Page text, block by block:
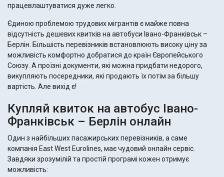
працевлаштуватися дуже легко.
Єдиною проблемою трудових мігрантів є майже повна
відсутність дешевих квитків на автобуси Івано-Франківськ –
Берлін. Більшість перевізників встановлюють високу ціну за
можливість комфортно добратися до країн Європейського
Союзу. А проїзні документи, які можна придбати недорого,
викупляють посередники, які продають їх потім за більшу
вартість. Але вихід є!
Купляй квиток на автобус Івано-
Франківськ – Берлін онлайн
Один з найбільших пасажирських перевізників, а саме
компанія East West Eurolines, має чудовий онлайн сервіс.
Завдяки зрозумілій та простій програмі кожен отримує
можливість: